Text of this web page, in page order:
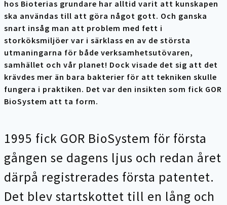
hos Bioterias grundare har alltid varit att kunskapen
ska användas till att göra något gott. Och ganska
snart insåg man att problem med fett i
storköksmiljöer var i särklass en av de största
utmaningarna för både verksamhetsutövaren,
samhället och vår planet! Dock visade det sig att det
krävdes mer än bara bakterier för att tekniken skulle
fungera i praktiken. Det var den insikten som fick GOR
BioSystem att ta form.
1995 fick GOR BioSystem för första
gången se dagens ljus och redan året
därpå registrerades första patentet.
Det blev startskottet till en lång och